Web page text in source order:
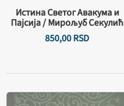
Истина Светог Авакума и
Пајсија / Мирољуб Секулић
850,00RSD